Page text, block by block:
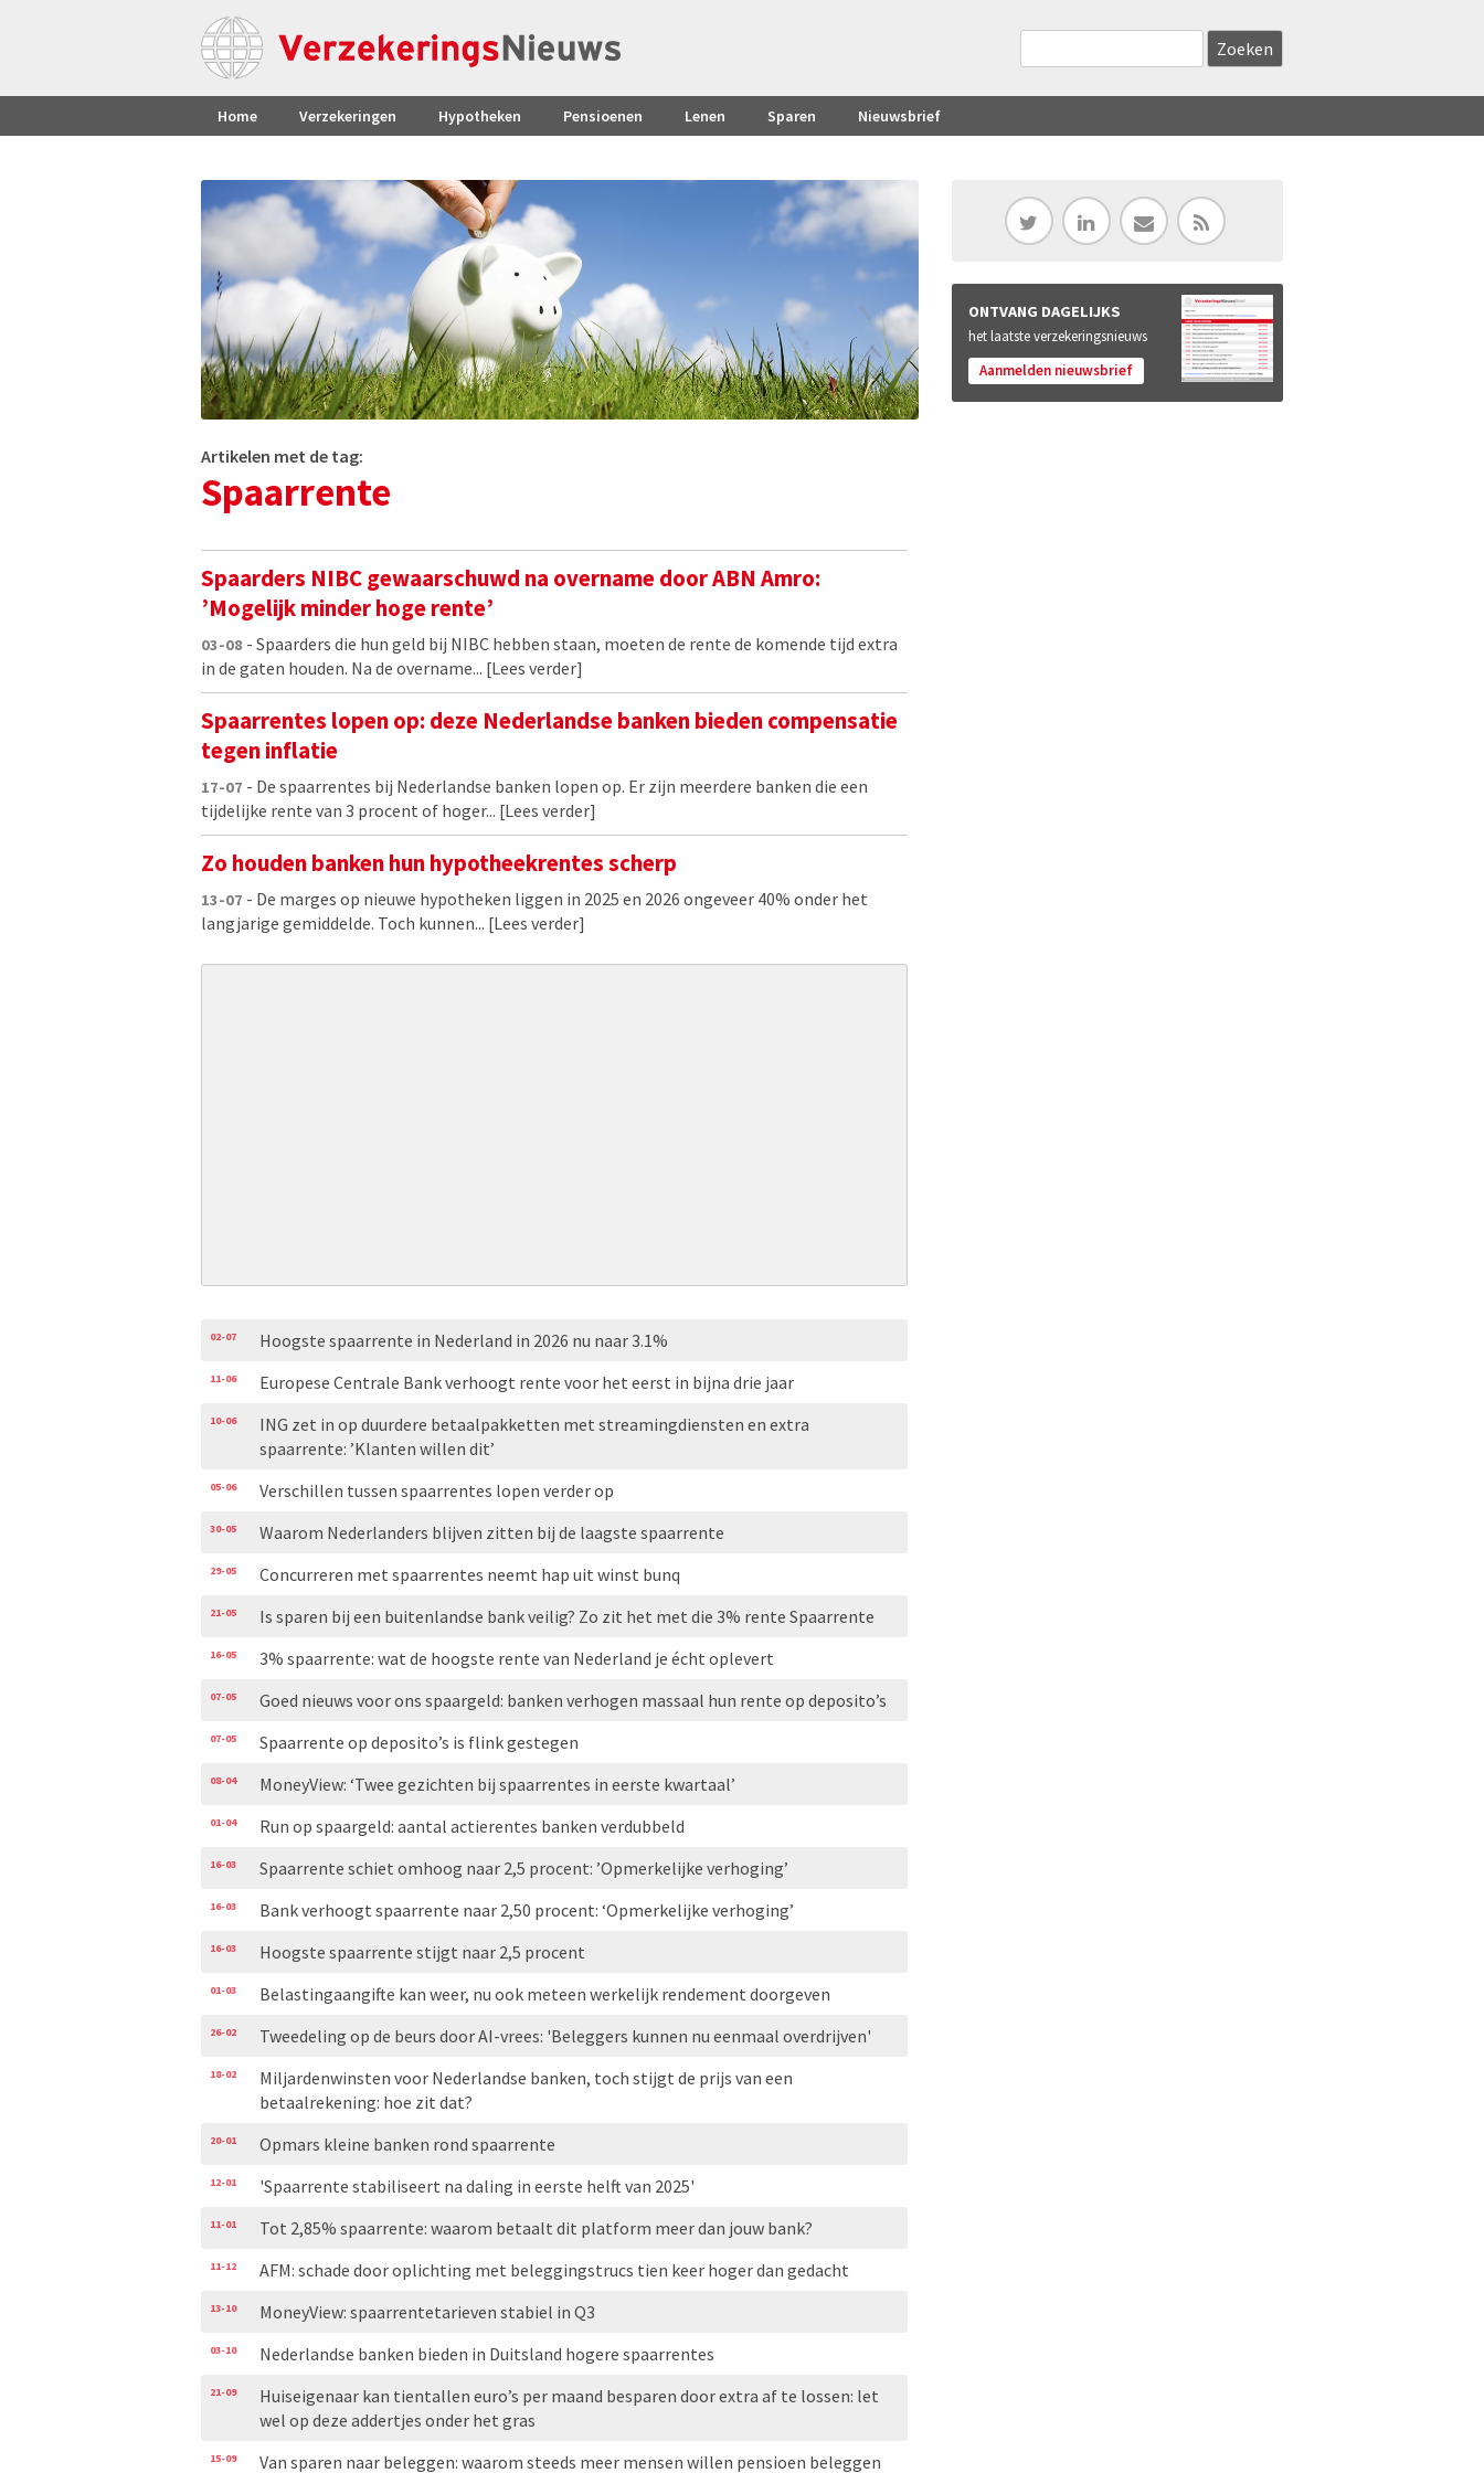
Home Verzekeringen Hypotheken Pensioenen Lenen Sparen Nieuwsbrief
Artikelen met de tag:
Spaarrente
Spaarders NIBC gewaarschuwd na overname door ABN Amro:
’Mogelijk minder hoge rente’
03-08 - Spaarders die hun geld bij NIBC hebben staan, moeten de rente de komende tijd extra
in de gaten houden. Na de overname... [Lees verder]
Spaarrentes lopen op: deze Nederlandse banken bieden compensatie
tegen inflatie
17-07 - De spaarrentes bij Nederlandse banken lopen op. Er zijn meerdere banken die een
tijdelijke rente van 3 procent of hoger... [Lees verder]
Zo houden banken hun hypotheekrentes scherp
13-07 - De marges op nieuwe hypotheken liggen in 2025 en 2026 ongeveer 40% onder het
langjarige gemiddelde. Toch kunnen... [Lees verder]
02-07 Hoogste spaarrente in Nederland in 2026 nu naar 3.1%
11-06 Europese Centrale Bank verhoogt rente voor het eerst in bijna drie jaar
10-06
ING zet in op duurdere betaalpakketten met streamingdiensten en extra
spaarrente: ’Klanten willen dit’
05-06 Verschillen tussen spaarrentes lopen verder op
30-05 Waarom Nederlanders blijven zitten bij de laagste spaarrente
29-05 Concurreren met spaarrentes neemt hap uit winst bunq
21-05 Is sparen bij een buitenlandse bank veilig? Zo zit het met die 3% rente Spaarrente
16-05 3% spaarrente: wat de hoogste rente van Nederland je écht oplevert
07-05 Goed nieuws voor ons spaargeld: banken verhogen massaal hun rente op deposito’s
07-05 Spaarrente op deposito’s is flink gestegen
08-04 MoneyView: ‘Twee gezichten bij spaarrentes in eerste kwartaal’
01-04 Run op spaargeld: aantal actierentes banken verdubbeld
16-03 Spaarrente schiet omhoog naar 2,5 procent: ’Opmerkelijke verhoging’
16-03 Bank verhoogt spaarrente naar 2,50 procent: ‘Opmerkelijke verhoging’
16-03 Hoogste spaarrente stijgt naar 2,5 procent
01-03 Belastingaangifte kan weer, nu ook meteen werkelijk rendement doorgeven
26-02 Tweedeling op de beurs door AI-vrees: 'Beleggers kunnen nu eenmaal overdrijven'
18-02
Miljardenwinsten voor Nederlandse banken, toch stijgt de prijs van een
betaalrekening: hoe zit dat?
20-01 Opmars kleine banken rond spaarrente
12-01 'Spaarrente stabiliseert na daling in eerste helft van 2025'
11-01 Tot 2,85% spaarrente: waarom betaalt dit platform meer dan jouw bank?
11-12 AFM: schade door oplichting met beleggingstrucs tien keer hoger dan gedacht
13-10 MoneyView: spaarrentetarieven stabiel in Q3
03-10 Nederlandse banken bieden in Duitsland hogere spaarrentes
21-09
Huiseigenaar kan tientallen euro’s per maand besparen door extra af te lossen: let
wel op deze addertjes onder het gras
15-09 Van sparen naar beleggen: waarom steeds meer mensen willen pensioen beleggen
ONTVANG DAGELIJKS
het laatste verzekeringsnieuws
Aanmelden nieuwsbrief